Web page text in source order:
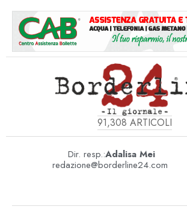
91,308 ARTICOLI
Dir. resp.:Adalisa Mei
redazione@borderline24.com